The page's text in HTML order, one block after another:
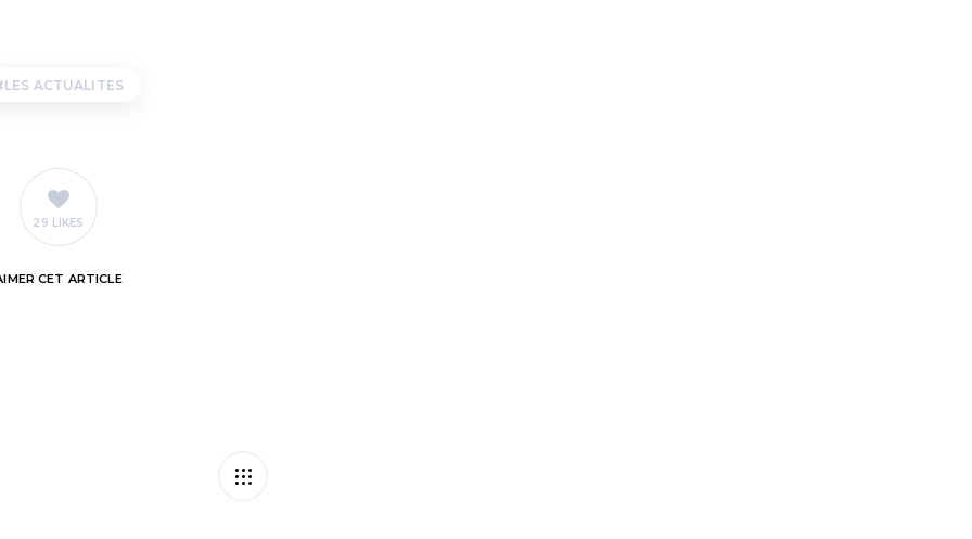
LES ACTUALITES
29 LIKES
CET ARTICLE